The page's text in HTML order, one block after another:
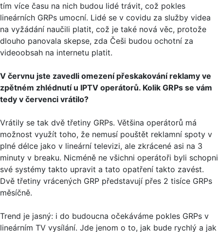
tím více času na nich budou lidé trávit, což pokles
lineárních GRPs umocní. Lidé se v covidu za služby videa
na vyžádání naučili platit, což je také nová věc, protože
dlouho panovala skepse, zda Češi budou ochotní za
videoobsah na internetu platit.
V červnu jste zavedli omezení přeskakování reklamy ve
zpětném zhlédnutí u IPTV operátorů. Kolik GRPs se vám
tedy v červenci vrátilo?
Vrátily se tak dvě třetiny GRPs. Většina operátorů má
možnost využít toho, že nemusí pouštět reklamní spoty v
plné délce jako v lineární televizi, ale zkrácené asi na 3
minuty v breaku. Nicméně ne všichni operátoři byli schopni
své systémy takto upravit a tato opatření takto zavést.
Dvě třetiny vrácených GRP představují přes 2 tisíce GRPs
měsíčně.
Trend je jasný: i do budoucna očekáváme pokles GRPs v
lineárním TV vysílání. Jde jenom o to, jak bude rychlý a jak